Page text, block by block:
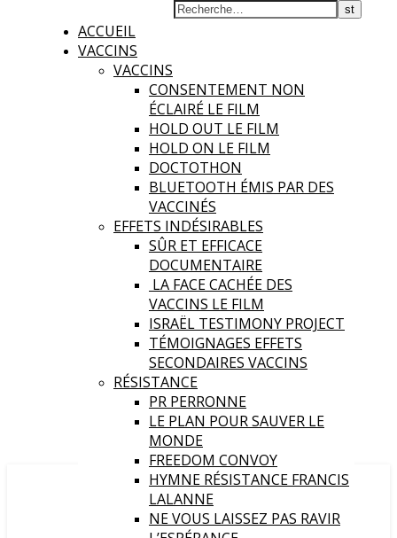
ACCUEIL
VACCINS
VACCINS
CONSENTEMENT NON
ÉCLAIRÉ LE FILM
HOLD OUT LE FILM
HOLD ON LE FILM
DOCTOTHON
BLUETOOTH ÉMIS PAR DES
VACCINÉS
EFFETS INDÉSIRABLES
SÛR ET EFFICACE
DOCUMENTAIRE
LA FACE CACHÉE DES
VACCINS LE FILM
ISRAËL TESTIMONY PROJECT
TÉMOIGNAGES EFFETS
SECONDAIRES VACCINS
RÉSISTANCE
PR PERRONNE
LE PLAN POUR SAUVER LE
MONDE
FREEDOM CONVOY
HYMNE RÉSISTANCE FRANCIS
LALANNE
NE VOUS LAISSEZ PAS RAVIR
La